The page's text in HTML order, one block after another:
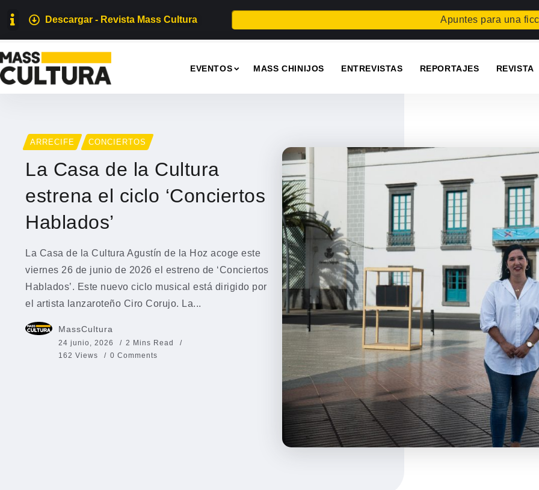
Descargar - Revista Mass Cultura Apuntes para una ficción
EVENTOS MASS CHINIJOS ENTREVISTAS REPORTAJES REVISTA
ARRECIFE CONCIERTOS
La Casa de la Cultura
estrena el ciclo ‘Conciertos
Hablados’
La Casa de la Cultura Agustín de la Hoz acoge este
viernes 26 de junio de 2026 el estreno de ‘Conciertos
Hablados’. Este nuevo ciclo musical está dirigido por
el artista lanzaroteño Ciro Corujo. La...
MassCultura
24 junio, 2026
2 Mins Read
162 Views
0 Comments